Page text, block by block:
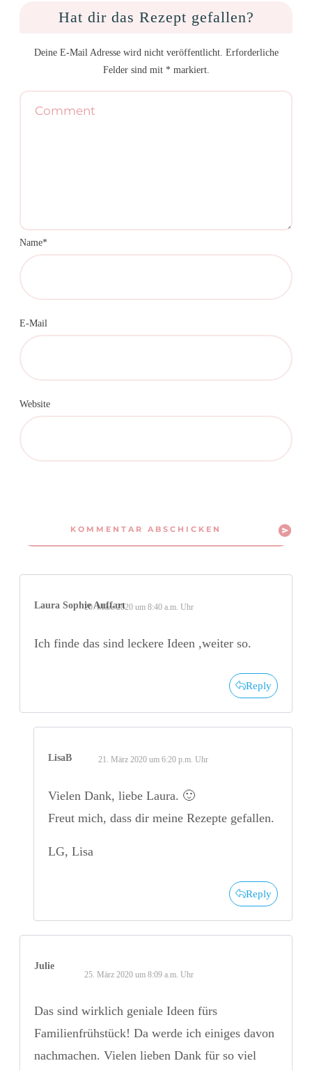
Hat dir das Rezept gefallen?
Deine E-Mail Adresse wird nicht veröffentlicht. Erforderliche
Felder sind mit * markiert.
Name*
E-Mail
Website
KOMMENTAR ABSCHICKEN
Laura Sophie Auffart20. März 2020 um 8:40 a.m. Uhr
Ich finde das sind leckere Ideen ,weiter so.
Reply
LisaB 21. März 2020 um 6:20 p.m. Uhr
Vielen Dank, liebe Laura. 🙂
Freut mich, dass dir meine Rezepte gefallen.
LG, Lisa
Reply
Julie
25. März 2020 um 8:09 a.m. Uhr
Das sind wirklich geniale Ideen fürs
Familienfrühstück! Da werde ich einiges davon
nachmachen. Vielen lieben Dank für so viel